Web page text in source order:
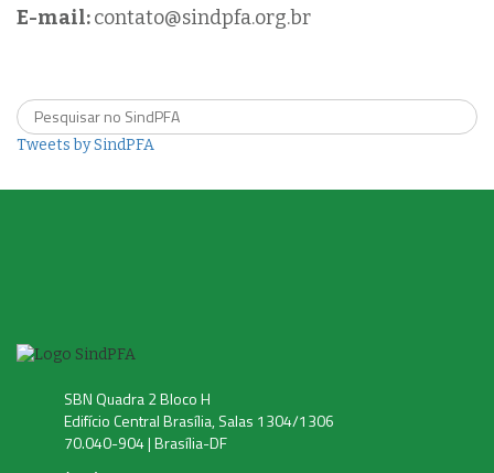
E-mail:contato@sindpfa.org.br
Tweets by SindPFA
SBN Quadra 2 Bloco H
Edifício Central Brasília, Salas 1304/1306
70.040-904 | Brasília-DF